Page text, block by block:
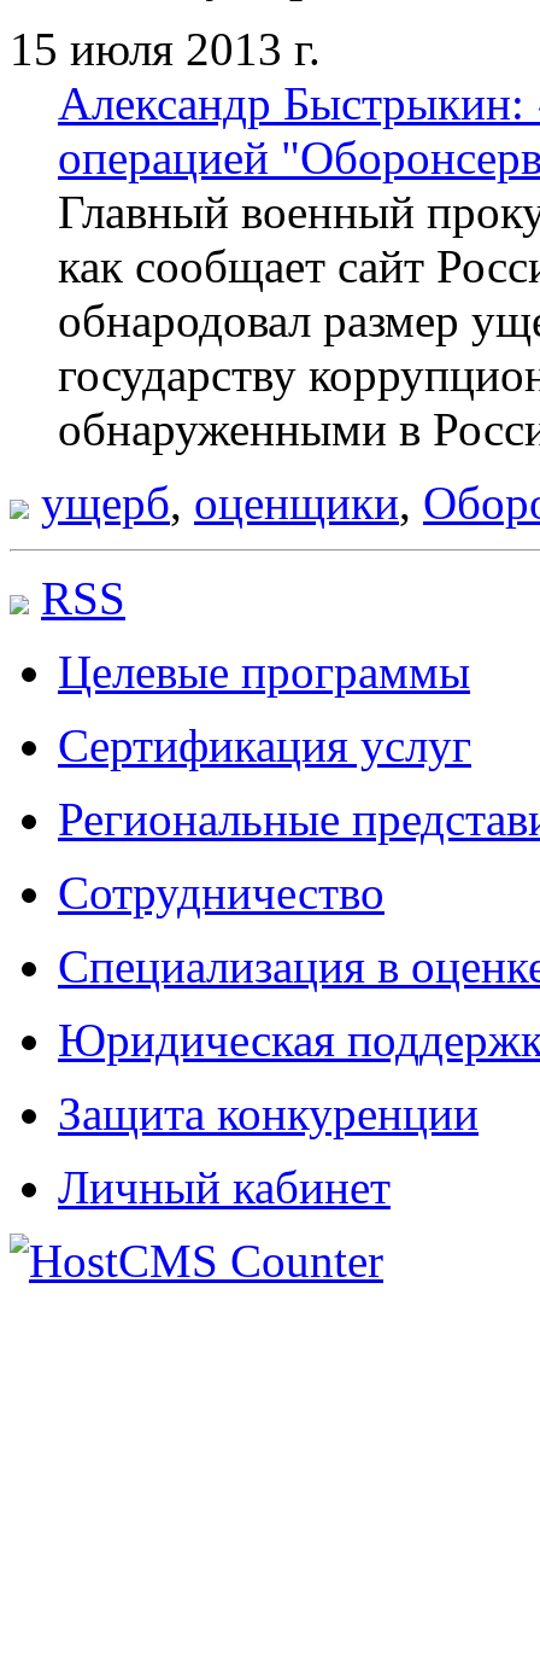
15 июля 2013 г.
Александр Быстрыкин:
операцией
Главный военный
как сообщает сайт
обнародовал размер
государству
обнаруженными в
ущерб, оценщики,
RSS
Целевые программы
Сертификация услуг
Региональные
Сотрудничество
Специализация в
Юридическая
Защита конкуренции
Личный кабинет